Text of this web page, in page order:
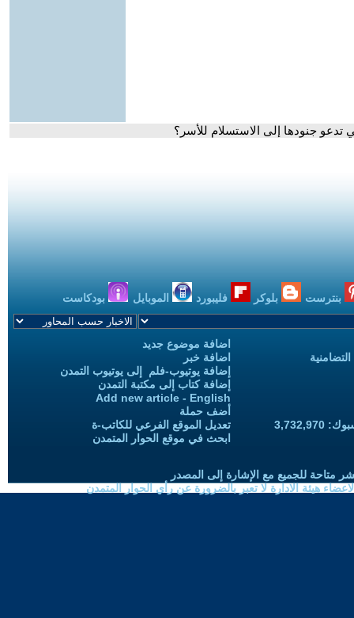
جنودها إلى الاستسلام للأسر؟
بنترست بلوكر فليبورد الموبايل بودكاست
اضافة موضوع جديد
اضافة خبر
إضافة يوتيوب-فلم إلى يوتيوب التمدن
إضافة كتاب إلى مكتبة التمدن
Add new article - English
أضف حملة
تعديل الموقع الفرعي للكاتب-ة
ابحث في موقع الحوار المتمدن
متاحة للجميع مع الإشارة إلى المصدر
هيئة الادارة لا تعبر بالضرورة عن رأي الحوار المتمدن